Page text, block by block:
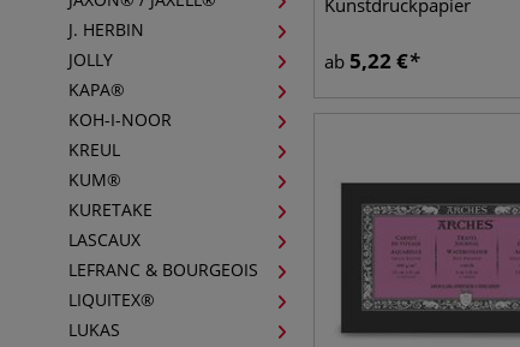
J. HERBIN
JOLLY
KAPA®
KOH-I-NOOR
KREUL
KUM®
KURETAKE
LASCAUX
LEFRANC & BOURGEOIS
LIQUITEX®
LUKAS
Kunstdruckpapier
ab 5,22 €